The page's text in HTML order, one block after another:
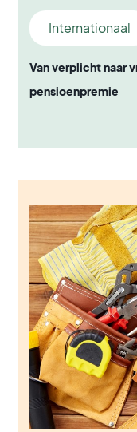
Internationaal
Van verplicht naar
pensioenpremie